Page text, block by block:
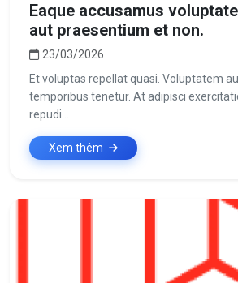
Eaque accusamus
aut praesentium et non.
23/03/2026
Et voluptas repellat quasi. Voluptatem
temporibus tenetur. At adipisci
repudi...
Xem thêm